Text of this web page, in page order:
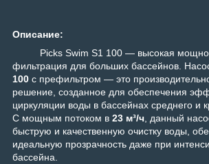
Описание:
Picks Swim S1 100 — высокая
фильтрация для больших бассейнов.
100 с префильтром — это
решение, созданное для обеспечения
циркуляции воды в бассейнах среднего и
С мощным потоком в 23 м³/ч, данный
быструю и качественную очистку воды,
идеальную прозрачность даже при
бассейна.